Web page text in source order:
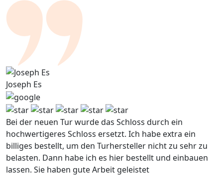
Joseph Es
Bei der neuen Tur wurde das Schloss durch ein
hochwertigeres Schloss ersetzt. Ich habe extra ein
billiges bestellt, um den Turhersteller nicht zu sehr zu
belasten. Dann habe ich es hier bestellt und einbauen
lassen. Sie haben gute Arbeit geleistet